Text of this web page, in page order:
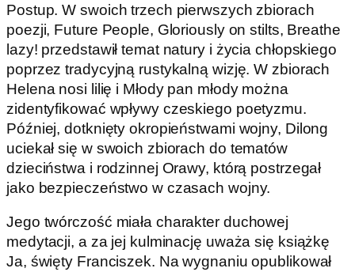
Postup. W swoich trzech pierwszych zbiorach
poezji, Future People, Gloriously on stilts, Breathe
lazy! przedstawił temat natury i życia chłopskiego
poprzez tradycyjną rustykalną wizję. W zbiorach
Helena nosi lilię i Młody pan młody można
zidentyfikować wpływy czeskiego poetyzmu.
Później, dotknięty okropieństwami wojny, Dilong
uciekał się w swoich zbiorach do tematów
dzieciństwa i rodzinnej Orawy, którą postrzegał
jako bezpieczeństwo w czasach wojny.
Jego twórczość miała charakter duchowej
medytacji, a za jej kulminację uważa się książkę
Ja, święty Franciszek. Na wygnaniu opublikował